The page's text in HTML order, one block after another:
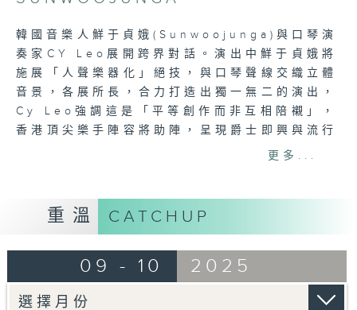
韓國音樂人鮮于貞娥(Sunwoojunga)與口琴演
奏家CY Leo展開跨界對話。演出中鮮于貞娥將
施展「人聲樂器化」絕技，與口琴聲線交織立體
音景，各展所長，合力打造出獨一無二的演出，
Cy Leo強調這是「平等創作而非互相陪襯」，
香港頂尖樂手陣容將助陣，呈現爵士即興與流行
演奏：CY LEO
Forgiveness
主唱：SUNWOOJUNGA
Jazzbox
Propose
更多...
重溫 CATCHUP
09 - 10 2025